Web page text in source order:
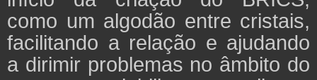
como um algodão entre cristais,
facilitando a relação e ajudando
a dirimir problemas no âmbito do